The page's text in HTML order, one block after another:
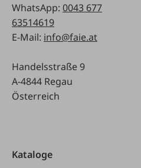
WhatsApp: 0043 677
63514619
E-Mail: info@faie.at
Handelsstraße 9
A-4844 Regau
Österreich
Kataloge